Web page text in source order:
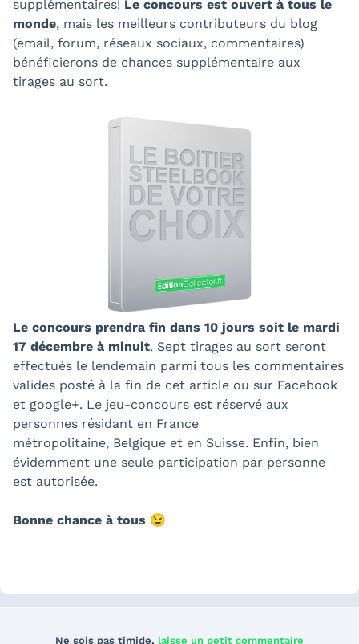
supplémentaires! Le concours est ouvert à tous le
monde, mais les meilleurs contributeurs du blog
(email, forum, réseaux sociaux, commentaires)
bénéficierons de chances supplémentaire aux
tirages au sort.
Le concours prendra fin dans 10 jours soit le mardi
17 décembre à minuit. Sept tirages au sort seront
effectués le lendemain parmi tous les commentaires
valides posté à la fin de cet article ou sur Facebook
et google+. Le jeu-concours est réservé aux
personnes résidant en France
métropolitaine, Belgique et en Suisse. Enfin, bien
évidemment une seule participation par personne
est autorisée.
Bonne chance à tous 😉
Ne sois pas timide, laisse un petit commentaire